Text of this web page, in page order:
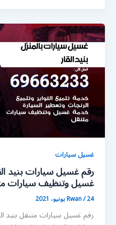
غسيل سيارات
غسيل وتنظيف سيارات
Rwan/24 يونيو، 2021
رقم غسيل سيارات متنقل بنيد